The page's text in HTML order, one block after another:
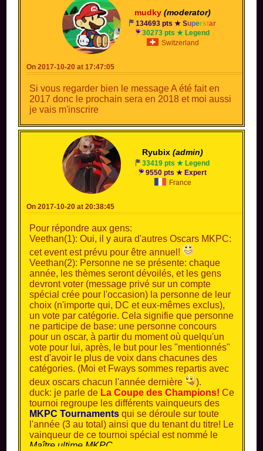
mudky (moderator)
134693 pts ★Superstar
30273 pts ★ Legend
Switzerland
On 2017-10-20 at 17:47:05
Si vous regarder bien le message A été fait en
2017 donc le prochain sera en 2018 et moi aussi
je vais m'inscrire
Ryubix (admin)
33419 pts ★ Legend
9550 pts ★ Expert
France
On 2017-10-20 at 20:38:45
Pour répondre aux gens:
Veethan(1): Oui, il y aura d'autres Oscars MKPC:
cet event est prévu pour être annuel!
Veethan(2): Personne ne se présente: chaque
année, les thèmes seront dévoilés, et les gens
devront voter (message privé sur un compte
spécial crée pour l'occasion) la personne de leur
choix (n'importe qui, DC et eux-mêmes exclus),
un vote par catégorie. Cela signifie que personne
ne participe de base: une personne concours
pour un oscar, à partir du moment où quelqu'un
vote pour lui, après, le but pour les "mentionnés"
est d'avoir le plus de voix dans chacunes des
catégories. (Moi et Fways sommes repartis avec
deux oscars chacun l'année dernière
).
duck: je parle de La Coupe des Champions! Ce
tournoi regroupe les différents vainqueurs des
MKPC Tournaments qui se déroule sur toute
l'année (3 au total) ainsi que du tenant du titre! Le
vainqueur de ce tournoi spécial est nommé le
Maître ultime MKPC